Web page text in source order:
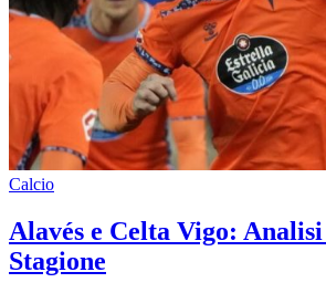
Calcio
Alavés e Celta Vigo:
Stagione